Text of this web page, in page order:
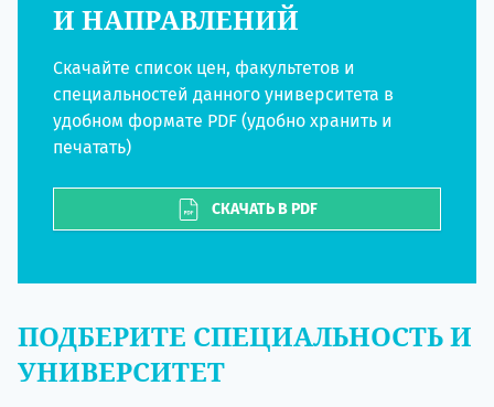
И НАПРАВЛЕНИЙ
Скачайте список цен, факультетов и
специальностей данного университета в
удобном формате PDF (удобно хранить и
печатать)
СКАЧАТЬ В PDF
ПОДБЕРИТЕ СПЕЦИАЛЬНОСТЬ И
УНИВЕРСИТЕТ